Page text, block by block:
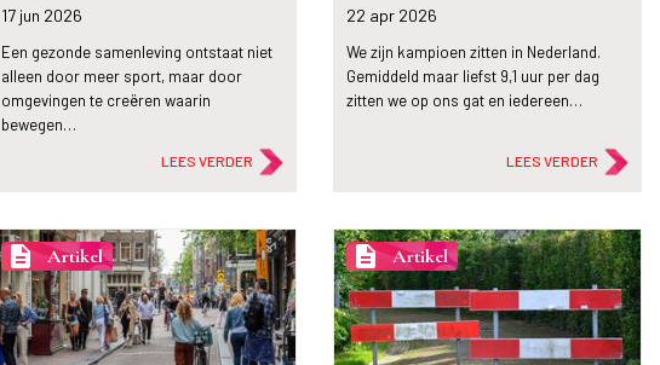
17 jun 2026
Een gezonde samenleving ontstaat niet
alleen door meer sport, maar door
omgevingen te creëren waarin
bewegen…
LEES VERDER
22 apr 2026
We zijn kampioen zitten in Nederland.
Gemiddeld maar liefst 9,1 uur per dag
zitten we op ons gat en iedereen…
LEES VERDER
description Artikel description Artikel